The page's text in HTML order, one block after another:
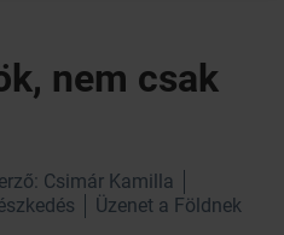
nem csak
Csimár Kamilla
Üzenet a Földnek